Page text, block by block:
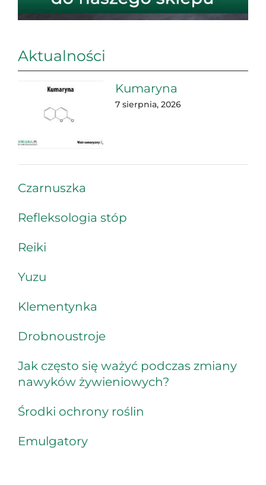
Aktualności
Kumaryna
7 sierpnia, 2026
Czarnuszka
Refleksologia stóp
Reiki
Yuzu
Klementynka
Drobnoustroje
Jak często się ważyć podczas zmiany
nawyków żywieniowych?
Środki ochrony roślin
Emulgatory